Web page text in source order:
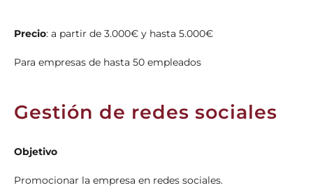
Precio: a partir de 3.000€ y hasta 5.000€
Para empresas de hasta 50 empleados
Gestión de redes sociales
Objetivo
Promocionar la empresa en redes sociales.